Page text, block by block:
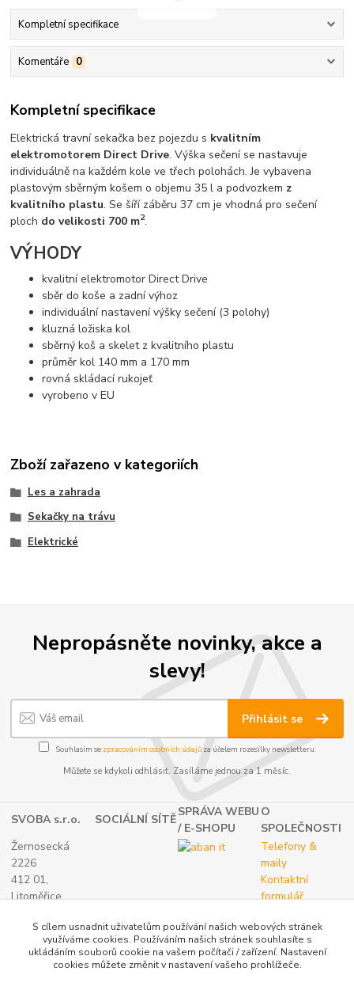
Kompletní specifikace
Komentáře 0
Kompletní specifikace
Elektrická travní sekačka bez pojezdu s kvalitním
elektromotorem Direct Drive. Výška sečení se nastavuje
individuálně na každém kole ve třech polohách. Je vybavena
plastovým sběrným košem o objemu 35 l a podvozkem z
kvalitního plastu. Se šíří záběru 37 cm je vhodná pro sečení
ploch do velikosti 700 m2.
VÝHODY
kvalitní elektromotor Direct Drive
sběr do koše a zadní výhoz
individuální nastavení výšky sečení (3 polohy)
kluzná ložiska kol
sběrný koš a skelet z kvalitního plastu
průměr kol 140 mm a 170 mm
rovná skládací rukojeť
vyrobeno v EU
Zboží zařazeno v kategoriích
Les a zahrada
Sekačky na trávu
Elektrické
Nepropásněte novinky, akce a
slevy!
Přihlásit se
Souhlasím se zpracováním osobních údajůza účelem rozesílky newsletteru.
Můžete se kdykoli odhlásit. Zasíláme jednou za 1 měsíc.
SVOBA s.r.o. SOCIÁLNÍ SÍTĚ
SPRÁVA WEBU
/ E-SHOPU
O
SPOLEČNOSTI
Žernosecká
2226
412 01,
Litoměřice
(+420) 416 733
IČ: 27265382
Telefony &
maily
Kontaktní
formulář
S cílem usnadnit uživatelům používání našich webových stránek
využíváme cookies. Používáním našich stránek souhlasíte s
ukládáním souborů cookie na vašem počítači / zařízení. Nastavení
cookies můžete změnit v nastavení vašeho prohlížeče.